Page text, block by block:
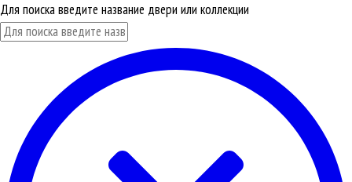
Для поиска введите название двери или коллекции